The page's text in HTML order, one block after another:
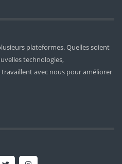
plateformes. Quelles soient
technologies,
avec nous pour améliorer